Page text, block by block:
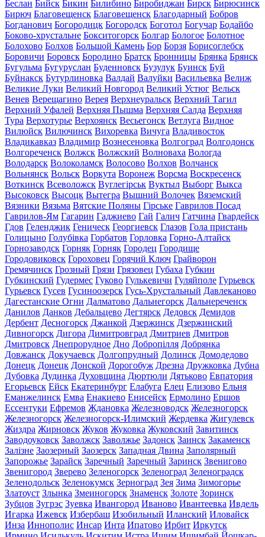
Беслан Бийск Бикин Билибино Биробиджан Бирск Бирюсинск
Бирюч Благовещенск Благовещенск Благодарный Бобров
Богданович Богородицк Богородск Боготол Богучар Бодайбо
Боково-хрустальне Бокситогорск Болгар Бологое Болотное
Болохово Болхов Большой Камень Бор Борзя Борисоглебск
Боровичи Боровск Бородино Братск Бронницы Брянка Брянск
Бугульма Бугуруслан Буденновск Бузулук Буинск Буй
Буйнакск Бутурлиновка Валдай Валуйки Васильевка Велиж
Великие Луки Великий Новгород Великий Устюг Вельск
Венев Верещагино Верея Верхнеуральск Верхний Тагил
Верхний Уфалей Верхняя Пышма Верхняя Салда Верхняя
Тура Верхотурье Верхоянск Весьегонск Ветлуга Видное
Вилюйск Вилючинск Вихоревка Вичуга Владивосток
Владикавказ Владимир Вознесеновка Волгоград Волгодонск
Волгореченск Волжск Волжский Волноваха Вологда
Володарск Волоколамск Волосово Волхов Волчанск
Вольнянск Вольск Воркута Воронеж Ворсма Воскресенск
Воткинск Всеволожск Вуглегірськ Вуктыл Выборг Выкса
Высоковск Высоцк Вытегра Вышний Волочек Вяземский
Вязники Вязьма Вятские Поляны Гірське Гаврилов Посад
Гаврилов-Ям Гагарин Гаджиево Гай Галич Гатчина Гвардейск
Гдов Геленджик Геническ Георгиевск Глазов Гола пристань
Голицыно Голубівка Горбатов Горловка Горно-Алтайск
Горнозаводск Горняк Горняк Городец Городище
Городовиковск Гороховец Горячий Ключ Грайворон
Гремячинск Грозный Грязи Грязовец Губаха Губкин
Губкинский Гудермес Гуково Гулькевичи Гуляйполе Гурьевск
Гурьевск Гусев Гусиноозерск Гусь-Хрустальный Давлеканово
Дагестанские Огни Далматово Дальнегорск Дальнереченск
Данилов Данков Дебальцево Дегтярск Дедовск Демидов
Дербент Десногорск Джанкой Дзержинск Дзержинский
Дивногорск Дигора Димитровград Дмитриев Дмитров
Дмитровск Днепрорудное Дно Добропілля Добрянка
Довжанск Докучаевск Долгопрудный Долинск Домодедово
Донецк Донецк Донской Дорогобуж Дрезна Дружковка Дубна
Дубовка Дудинка Духовщина Дюртюли Дятьково Евпатория
Егорьевск Ейск Екатеринбург Елабуга Елец Елизово Ельня
Еманжелинск Емва Енакиево Енисейск Ермолино Ершов
Ессентуки Ефремов Ждановка Железноводск Железногорск
Железногорск Железногорск-Илимский Жердевка Жигулевск
Жиздра Жирновск Жуков Жуковка Жуковский Завитинск
Заводоуковск Заволжск Заволжье Задонск Заинск Закаменск
Залізне Заозерный Заозерск Западная Двина Заполярный
Запорожье Зарайск Заречный Заречный Заринск Звенигово
Звенигород Зверево Зеленогорск Зеленоград Зеленоградск
Зеленодольск Зеленокумск Зерноград Зея Зима Зимогорье
Златоуст Злынка Змеиногорск Знаменск Золоте Зоринск
Зубцов Зугрэс Зуевка Ивангород Иваново Ивантеевка Ивдель
Игарка Ижевск Избербаш Изобильный Иланский Иловайск
Инза Иннополис Инсар Инта Ипатово Ирбит Иркутск